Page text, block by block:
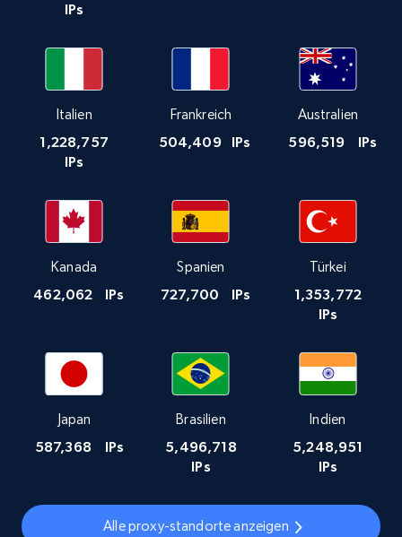
IPs
Italien
1,228,757
IPs
Frankreich
504,409 IPs
Australien
596,519 IPs
Kanada
462,062 IPs
Spanien
727,700 IPs
Türkei
1,353,772
IPs
Japan
587,368 IPs
Brasilien
5,496,718
IPs
Indien
5,248,951
IPs
Alle proxy-standorte anzeigen